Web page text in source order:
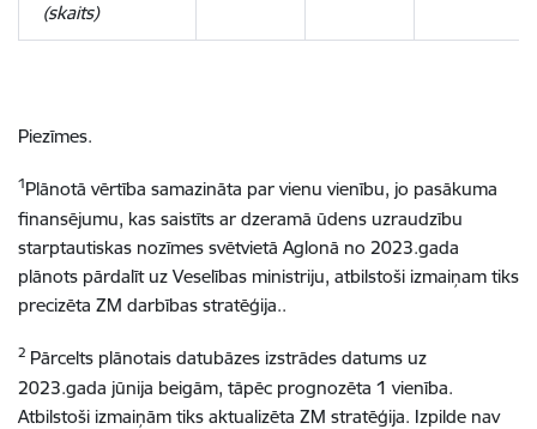
(skaits)
Piezīmes.
1Plānotā vērtība samazināta par vienu vienību, jo pasākuma
finansējumu, kas saistīts ar dzeramā ūdens uzraudzību
starptautiskas nozīmes svētvietā Aglonā no 2023.gada
plānots pārdalīt uz Veselības ministriju, atbilstoši izmaiņam tiks
precizēta ZM darbības stratēģija..
2 Pārcelts plānotais datubāzes izstrādes datums uz
2023.gada jūnija beigām, tāpēc prognozēta 1 vienība.
Atbilstoši izmaiņām tiks aktualizēta ZM stratēģija. Izpilde nav